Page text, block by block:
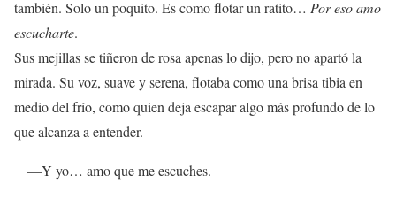
también. Solo un poquito. Es como flotar un ratito… Por eso amo
escucharte.
Sus mejillas se tiñeron de rosa apenas lo dijo, pero no apartó la
mirada. Su voz, suave y serena, flotaba como una brisa tibia en
medio del frío, como quien deja escapar algo más profundo de lo
que alcanza a entender.
—Y yo… amo que me escuches.